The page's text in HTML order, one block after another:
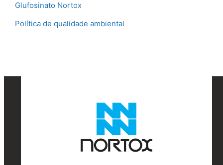
Glufosinato Nortox
Política de qualidade ambiental